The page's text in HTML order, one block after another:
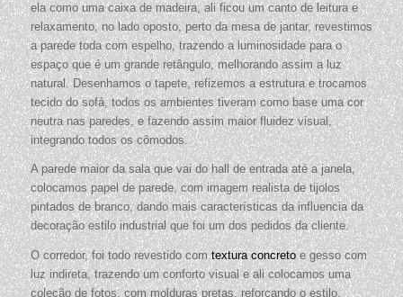
ela como uma caixa de madeira, ali ficou um canto de leitura e
relaxamento, no lado oposto, perto da mesa de jantar, revestimos
a parede toda com espelho, trazendo a luminosidade para o
espaço que é um grande retângulo, melhorando assim a luz
natural. Desenhamos o tapete, refizemos a estrutura e trocamos
tecido do sofá, todos os ambientes tiveram como base uma cor
neutra nas paredes, e fazendo assim maior fluidez visual,
integrando todos os cômodos.
A parede maior da sala que vai do hall de entrada até a janela,
colocamos papel de parede, com imagem realista de tijolos
pintados de branco, dando mais características da influencia da
decoração estilo industrial que foi um dos pedidos da cliente.
O corredor, foi todo revestido comtextura concretoe gesso com
luz indireta, trazendo um conforto visual e ali colocamos uma
coleção de fotos, com molduras pretas, reforçando o estilo.